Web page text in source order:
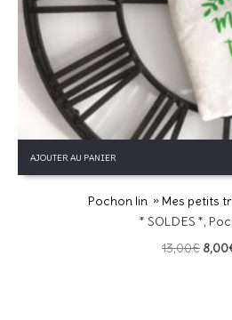
Ce site utilise Akismet pour réduire
plus sur la façon dont les données
traitées.
AJOUTER AU PANIER
Pochon lin » Mes petits
* SOLDES *,
13,00€ Le
8,00